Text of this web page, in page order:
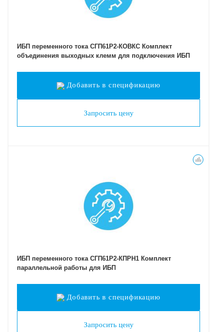
ИБП переменного тока СГП61Р2-КОВКС Комплект
объединения выходных клемм для подключения ИБП
Добавить в спецификацию
Запросить цену
ИБП переменного тока СГП61Р2-КПРН1 Комплект
параллельной работы для ИБП
Добавить в спецификацию
Запросить цену